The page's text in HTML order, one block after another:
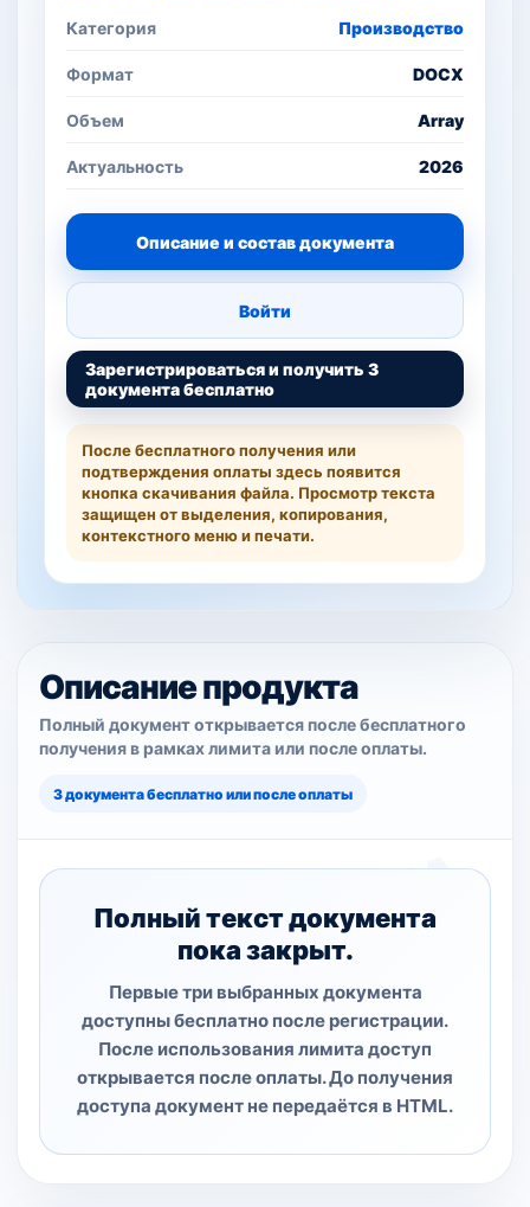
Категория Производство
Формат DOCX
Объем Array
Актуальность 2026
Описание и состав документа
Войти
Зарегистрироваться и получить 3
документа бесплатно
После бесплатного получения или
подтверждения оплаты здесь появится
кнопка скачивания файла. Просмотр текста
защищен от выделения, копирования,
контекстного меню и печати.
Описание продукта
Полный документ открывается после бесплатного
получения в рамках лимита или после оплаты.
3 документа бесплатно или после оплаты
Полный текст документа
пока закрыт.
Первые три выбранных документа
доступны бесплатно после регистрации.
После использования лимита доступ
открывается после оплаты. До получения
доступа документ не передаётся в HTML.